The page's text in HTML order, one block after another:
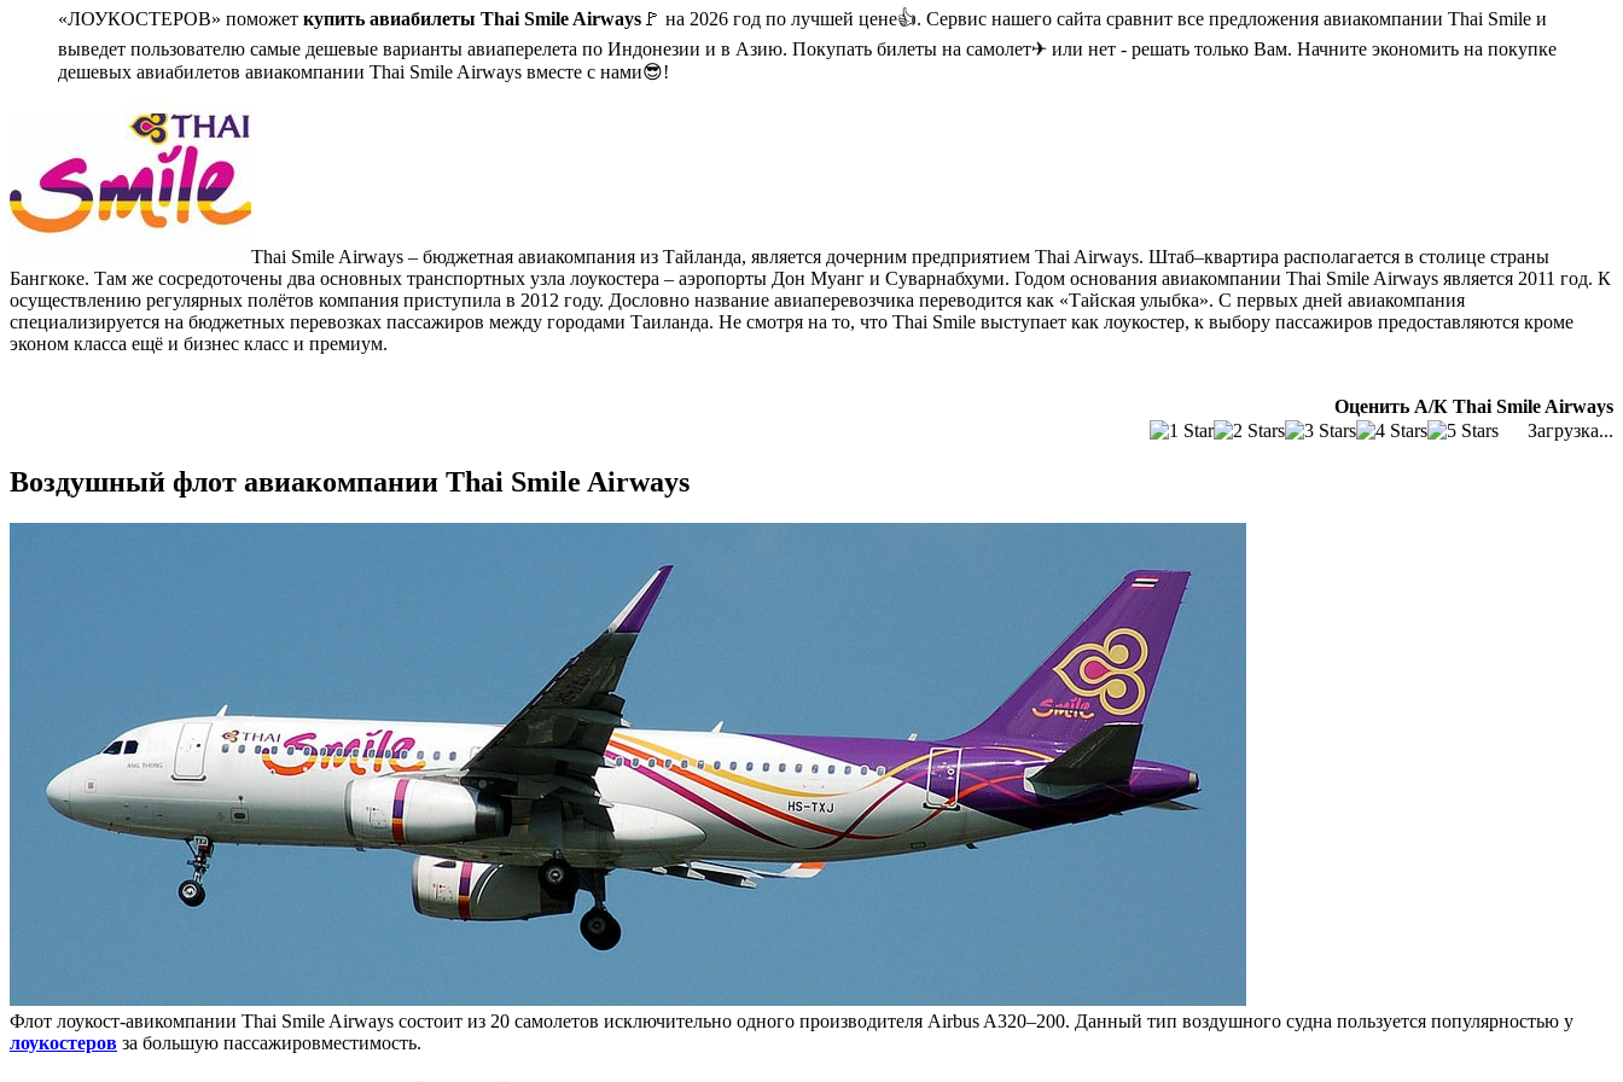
«ЛОУКОСТЕРОВ» поможет купить авиабилеты Thai Smile Airways 🚩 на 2026 год по лучшей цене👍. Сервис нашего сайта сравнит все предложения авиакомпании Thai Smile и
выведет пользователю самые дешевые варианты авиаперелета по Индонезии и в Азию. Покупать билеты на самолет✈ или нет - решать только Вам. Начните экономить на покупке
дешевых авиабилетов авиакомпании Thai Smile Airways вместе с нами😎!
Thai Smile Airways – бюджетная авиакомпания из Тайланда, является дочерним предприятием Thai Airways. Штаб–квартира располагается в столице страны
Бангкоке. Там же сосредоточены два основных транспортных узла лоукостера – аэропорты Дон Муанг и Суварнабхуми. Годом основания авиакомпании Thai Smile Airways является 2011 год. К
осуществлению регулярных полётов компания приступила в 2012 году. Дословно название авиаперевозчика переводится как «Тайская улыбка». С первых дней авиакомпания
специализируется на бюджетных перевозках пассажиров между городами Таиланда. Не смотря на то, что Thai Smile выступает как лоукостер, к выбору пассажиров предоставляются кроме
эконом класса ещё и бизнес класс и премиум.
Оценить А/К Thai Smile Airways
Загрузка...
Воздушный флот авиакомпании Thai Smile Airways
Флот лоукост-авикомпании Thai Smile Airways состоит из 20 самолетов исключительно одного производителя Airbus A320–200. Данный тип воздушного судна пользуется популярностью у
лоукостеров за большую пассажировместимость.